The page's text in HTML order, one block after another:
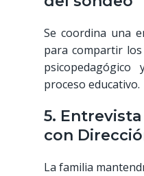
Se coordina una
para compartir
proceso educativo.
5.
con
La familia